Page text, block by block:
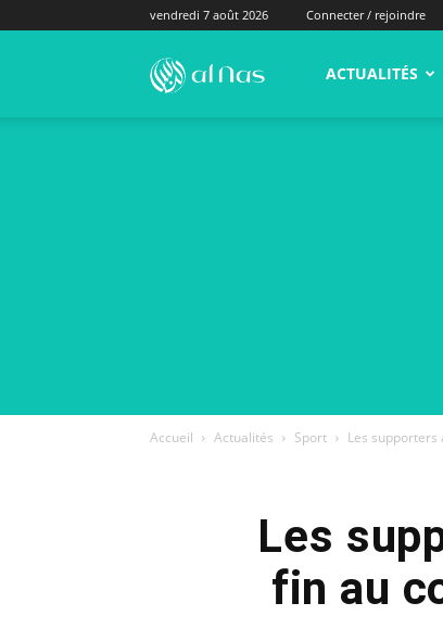
vendredi 7 août 2026 Connecter / rejoindre
alNas.fr ACTUALITÉS
Accueil Actualités Sport Les supporters
Les
fin au